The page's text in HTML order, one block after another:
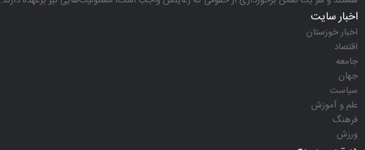
اخبار سایت
اخبار خوزستان
اقتصاد
جامعه
جهان
سیاست
علم و آموزش
فرهنگ
ورزش